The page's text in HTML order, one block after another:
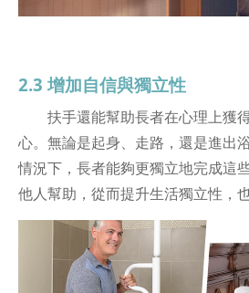
2.3 增加自信與獨立性
扶手還能幫助長者在心理上獲
心。無論是起身、走路，還是進出
情況下，長者能夠更獨立地完成這
他人幫助，從而提升生活獨立性，